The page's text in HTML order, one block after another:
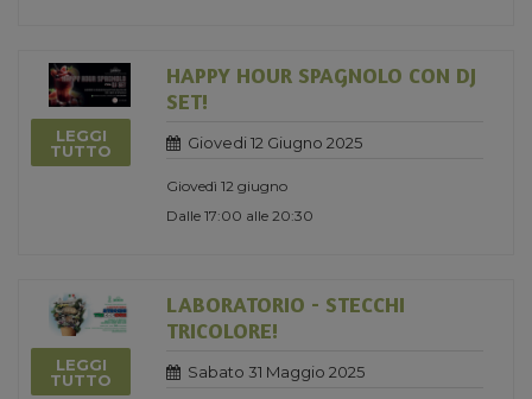
LEGGI
TUTTO
HAPPY HOUR SPAGNOLO CON DJ
SET!
Giovedi 12 Giugno 2025
Giovedì 12 giugno
Dalle 17:00 alle 20:30
LEGGI
TUTTO
LABORATORIO - STECCHI
TRICOLORE!
Sabato 31 Maggio 2025